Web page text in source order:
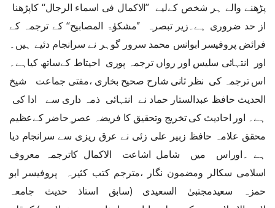
پڑھنے والے ہر شخص کےلیے ’’الاکمال فی اسماء الرجال‘‘ کاپڑھنا
از حد ضروری ہے۔زیر تبصرہ ’’مشکوٰۃ المصابیح‘‘ کے ترجمہ کے
فرائض پروفیسر ابوانس محمد سرور گوہر نے سرانجام دئیے ہیں۔
اور انتہائی سلیس اور رواں ترجمہ پوری احیتاط کےساتھ کیاہے۔
اس ترجمہ کی نظر ثانی شارح صحیح بخاری ،مفتی جماعت شیخ
الحدیث حافظ عبدالستار حماد نے انتہائی ذمہ داری سے ادا کی
ہے۔ اور احادیث کی تخریج وتحقیق کا فریضہ عصر ِحاضر کےعظیم
محقق علامہ حافظ زبیر علی زئی نے عرق ریزی سے سرانجام دیا
ہے ۔اوراس میں شامل اشاعت الاکمال کاترجمہ معروف
اسلامی سکالر ومضمون نگار ،مترجم کتب کثیرہ پروفیسر ابو
حمزہ سعیدمجتبیٰ السعیدی (سابق استاذ حدیث جامعہ